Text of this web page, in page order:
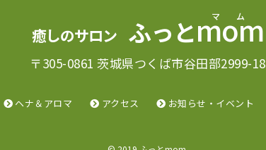
癒しのサロン ふっとmom
〒305-0861 茨城県つくば市谷田部2999-18
ヘナ＆アロマ アクセス お知らせ・イベント